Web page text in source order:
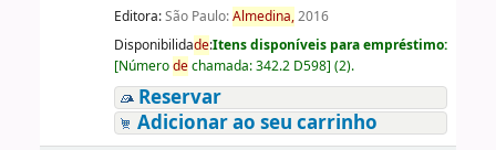
Editora:São Paulo:Almedina,2016
Disponibilidade:Itens disponíveis para empréstimo:
[Númerodechamada:342.2 D598] (2).
Reservar
Adicionar ao seu carrinho